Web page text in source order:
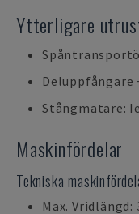
Ytterligare
Stångmatare:
Maskinfördelar
Tekniska
Max. Vridlängd: